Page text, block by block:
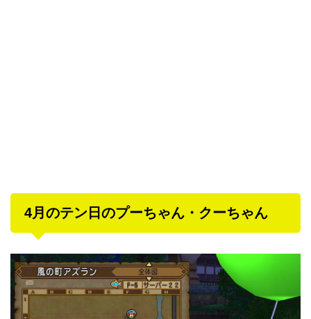
4月のテン日のプーちゃん・クーちゃん